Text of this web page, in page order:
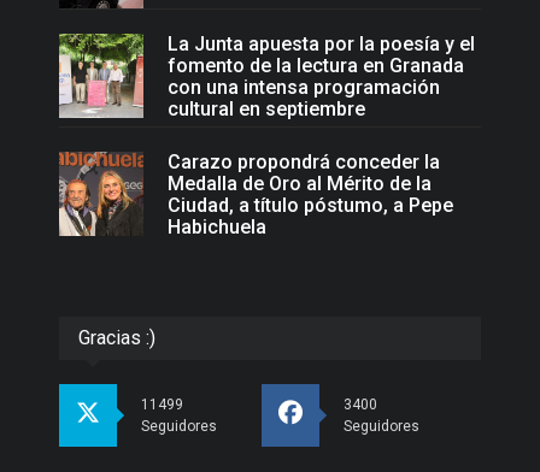
La Junta apuesta por la poesía y el
fomento de la lectura en Granada
con una intensa programación
cultural en septiembre
Carazo propondrá conceder la
Medalla de Oro al Mérito de la
Ciudad, a título póstumo, a Pepe
Habichuela
Gracias :)
11499
Seguidores
3400
Seguidores